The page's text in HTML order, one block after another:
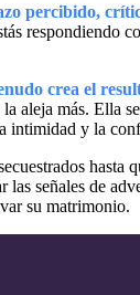
percibido,
respondiendo
crea el
aleja más. Ella
intimidad y la
hasta
señales de
su matrimonio.